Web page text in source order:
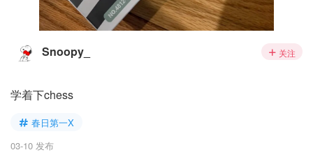
Snoopy_ 关注
学着下chess
春日第一X
03-10 发布